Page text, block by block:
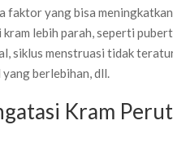
faktor yang bisa
kram lebih parah, seperti
siklus menstruasi tidak
berlebihan, dll.
Kram